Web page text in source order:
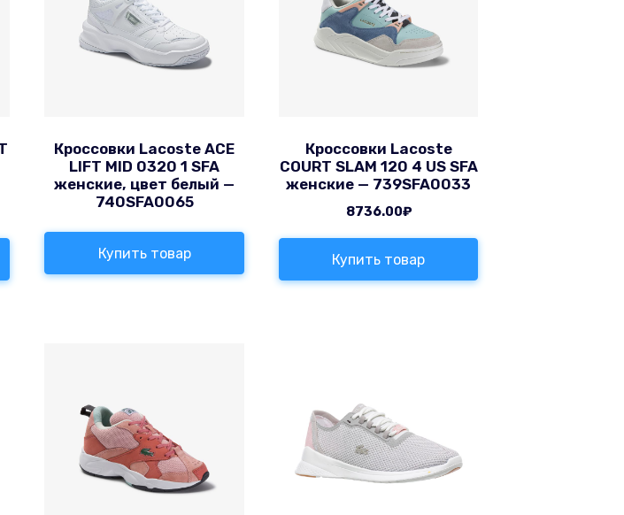
Кроссовки Lacoste ACE
LIFT MID 0320 1 SFA
женские, цвет белый —
740SFA0065
Купить товар
Кроссовки Lacoste
COURT SLAM 120 4 US SFA
женские — 739SFA0033
8736.00₽
Купить товар